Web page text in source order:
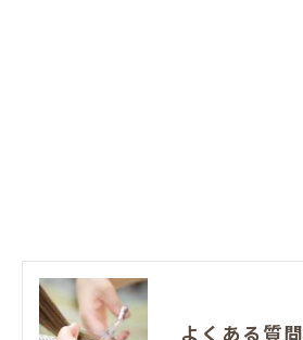
よくある質問